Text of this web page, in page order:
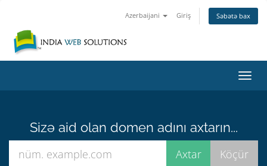
Azerbaijani Giriş Səbətə bax
keçid
Sizə aid olan domen adını axtarın...